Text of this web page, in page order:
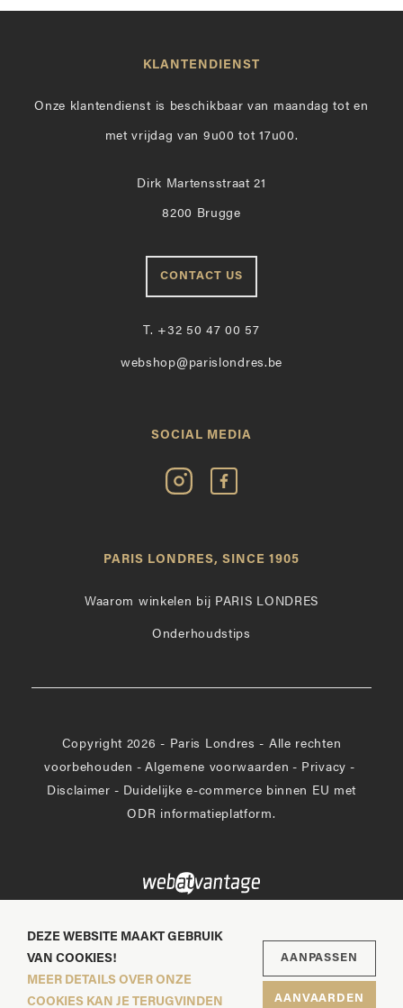
KLANTENDIENST
Onze klantendienst is beschikbaar van maandag tot en
met vrijdag van 9u00 tot 17u00.
Dirk Martensstraat 21
8200 Brugge
CONTACT US
T. +32 50 47 00 57
webshop@parislondres.be
SOCIAL MEDIA
Volg
Paris
Instagram
Vind
op
PARIS LONDRES, SINCE 1905
Waarom winkelen bij PARIS LONDRES
Onderhoudstips
Copyright 2026 - Paris Londres - Alle rechten
voorbehouden - Algemene voorwaarden - Privacy -
Disclaimer - Duidelijke e-commerce binnen EU met
ODR informatieplatform.
DEZE WEBSITE MAAKT GEBRUIK
VAN COOKIES!
MEER DETAILS OVER ONZE
COOKIES KAN JE TERUGVINDEN
AANPASSEN
AANVAARDEN